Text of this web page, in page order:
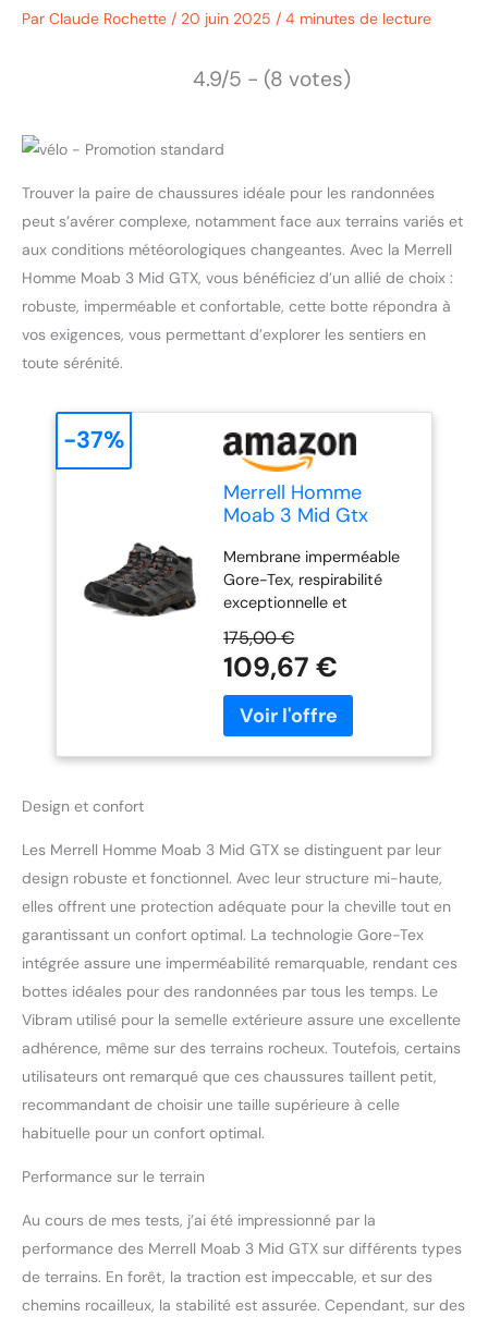
Par Claude Rochette / 20 juin 2025 / 4 minutes de lecture
4.9/5 - (8 votes)
Trouver la paire de chaussures idéale pour les randonnées
peut s’avérer complexe, notamment face aux terrains variés et
aux conditions météorologiques changeantes. Avec la Merrell
Homme Moab 3 Mid GTX, vous bénéficiez d’un allié de choix :
robuste, imperméable et confortable, cette botte répondra à
vos exigences, vous permettant d’explorer les sentiers en
toute sérénité.
Merrell Homme
Moab 3 Mid Gtx
randonnée-homme,
Beluga, 43 EU
Membrane imperméable
Gore-Tex, respirabilité
exceptionnelle et
imperméable Dessus en
cuir de porc et maille
Lacets 100 percent
recyclés, toile et doublure
en maille Languette à
soufflet pour empêcher
Vibram TC5+
175,00 €
109,67 €
-37%
Design et confort
Les Merrell Homme Moab 3 Mid GTX se distinguent par leur
design robuste et fonctionnel. Avec leur structure mi-haute,
elles offrent une protection adéquate pour la cheville tout en
garantissant un confort optimal. La technologie Gore-Tex
intégrée assure une imperméabilité remarquable, rendant ces
bottes idéales pour des randonnées par tous les temps. Le
Vibram utilisé pour la semelle extérieure assure une excellente
adhérence, même sur des terrains rocheux. Toutefois, certains
utilisateurs ont remarqué que ces chaussures taillent petit,
recommandant de choisir une taille supérieure à celle
habituelle pour un confort optimal.
Performance sur le terrain
Au cours de mes tests, j’ai été impressionné par la
performance des Merrell Moab 3 Mid GTX sur différents types
de terrains. En forêt, la traction est impeccable, et sur des
chemins rocailleux, la stabilité est assurée. Cependant, sur des